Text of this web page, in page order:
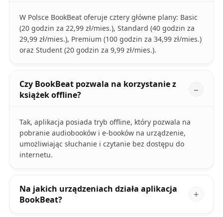
W Polsce BookBeat oferuje cztery główne plany: Basic
(20 godzin za 22,99 zł/mies.), Standard (40 godzin za
29,99 zł/mies.), Premium (100 godzin za 34,99 zł/mies.)
oraz Student (20 godzin za 9,99 zł/mies.).
Czy BookBeat pozwala na korzystanie z
książek offline?
Tak, aplikacja posiada tryb offline, który pozwala na
pobranie audiobooków i e-booków na urządzenie,
umożliwiając słuchanie i czytanie bez dostępu do
internetu.
Na jakich urządzeniach działa aplikacja
BookBeat?